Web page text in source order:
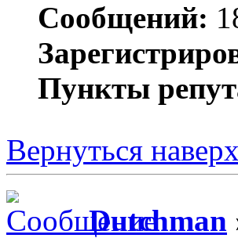
Сообщений:
Пункты
Вернуться наверх
Dutchman